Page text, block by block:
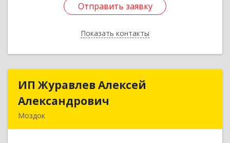
Отправить заявку
Показать контакты
Отправить заявку
Назад
ИП Журавлев Алексей
Александрович
Моздок
ИП Журавлев Алексей